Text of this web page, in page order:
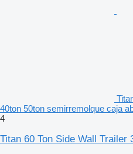
40ton 50ton semirremolque caja
4
Titan 60 Ton Side Wall Trailer